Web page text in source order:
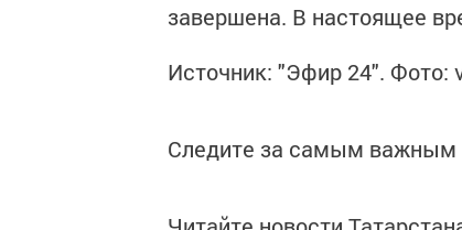
завершена. В настоящее
Источник: "Эфир 24". Фото:
Следите за самым важным